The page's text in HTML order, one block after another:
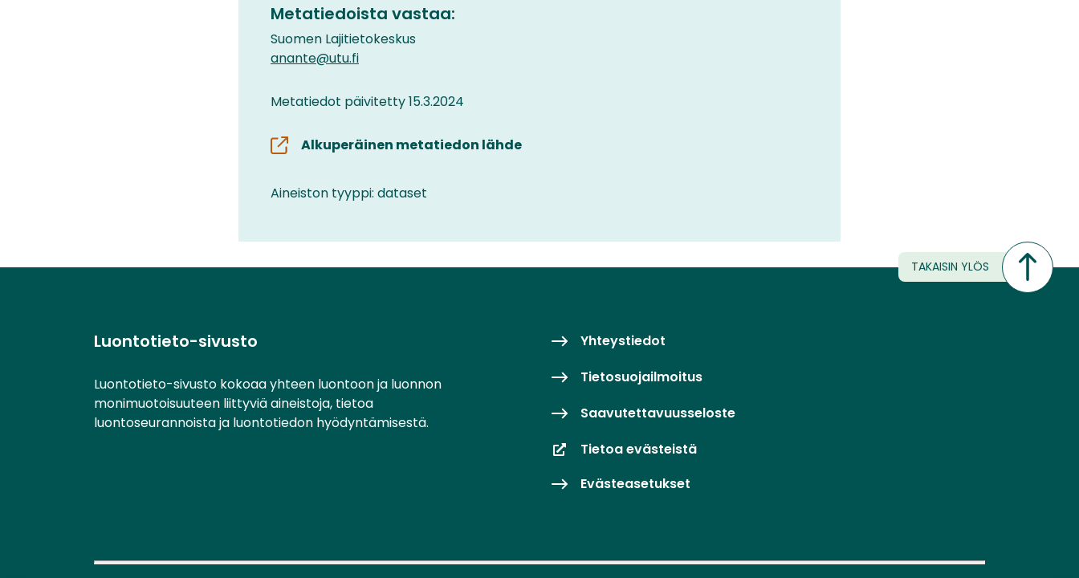
Metatiedoista vastaa:
Suomen Lajitietokeskus
anante@utu.fi
Metatiedot päivitetty 15.3.2024
Alkuperäinen metatiedon lähde
Aineiston tyyppi: dataset
TAKAISIN YLÖS
Luontotieto-sivusto
Luontotieto-sivusto kokoaa yhteen luontoon ja luonnon
monimuotoisuuteen liittyviä aineistoja, tietoa
luontoseurannoista ja luontotiedon hyödyntämisestä.
Yhteystiedot
Tietosuojailmoitus
Saavutettavuusseloste
Tietoa evästeistä
Evästeasetukset